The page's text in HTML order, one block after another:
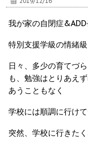
我が家の自閉症&ADD
特別支援学級の情緒
日々、多少の育てづ
も、勉強はとりあえ
あうこともなく
学校には順調に行け
突然、学校に行きた